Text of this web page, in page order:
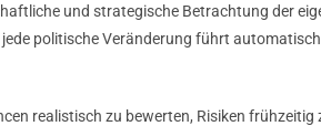
und strategische Betrachtung der
politische Veränderung führt
realistisch zu bewerten, Risiken frühzeitig